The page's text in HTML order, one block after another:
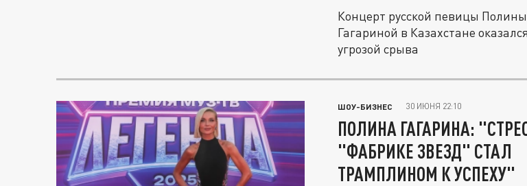
Концерт русской певицы Полины
Гагариной в Казахстане
угрозой срыва
ШОУ-БИЗНЕС 30 ИЮНЯ 22:10
ПОЛИНА ГАГАРИНА:
"ФАБРИКЕ ЗВЕЗД" СТАЛ
ТРАМПЛИНОМ К УСПЕХУ"